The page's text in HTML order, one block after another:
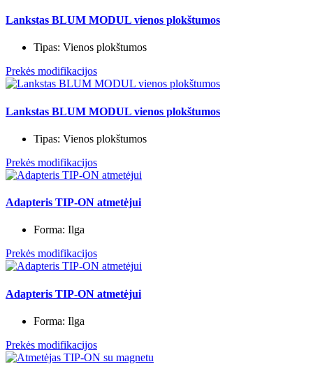
Lankstas BLUM MODUL vienos plokštumos
Tipas: Vienos plokštumos
Prekės modifikacijos
Lankstas BLUM MODUL vienos plokštumos
Tipas: Vienos plokštumos
Prekės modifikacijos
Adapteris TIP-ON atmetėjui
Forma: Ilga
Prekės modifikacijos
Adapteris TIP-ON atmetėjui
Forma: Ilga
Prekės modifikacijos